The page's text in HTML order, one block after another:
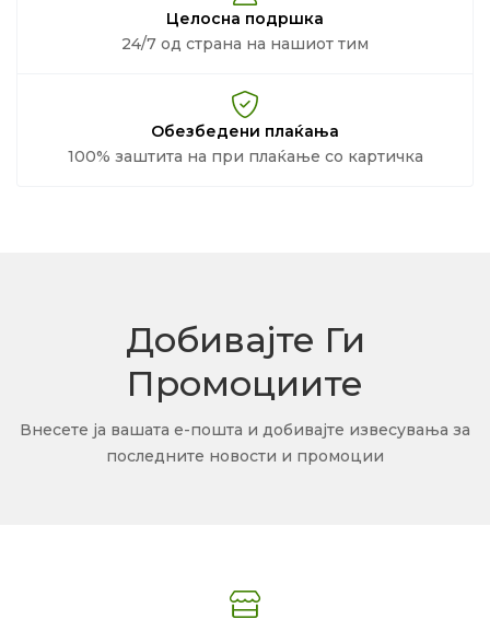
Целосна подршка
24/7 од страна на нашиот тим
Обезбедени плаќања
100% заштита на при плаќање со картичка
Добивајте Ги
Промоциите
Внесете ја вашата е-пошта и добивајте извесувања за
последните новости и промоции